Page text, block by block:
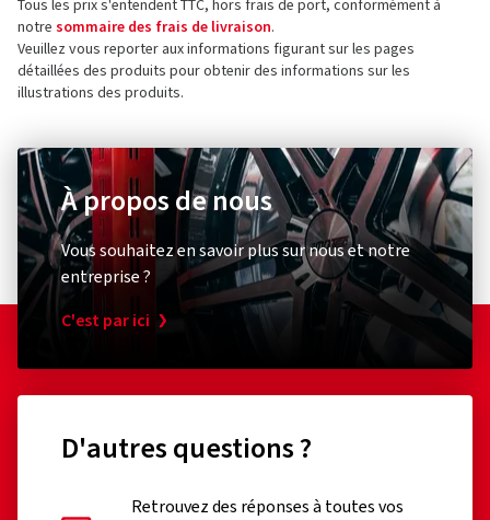
Tous les prix s'entendent TTC, hors frais de port, conformément à
notre sommaire des frais de livraison.
Veuillez vous reporter aux informations figurant sur les pages
détaillées des produits pour obtenir des informations sur les
illustrations des produits.
À propos de nous
Vous souhaitez en savoir plus sur nous et notre
entreprise ?
C'est par ici
D'autres questions ?
Retrouvez des réponses à toutes vos